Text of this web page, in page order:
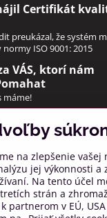
Certifikát
preukázal, že systém
ISO 9001: 2015
VÁS, ktorí nám
máme!
na zlepšenie vašej
jej výkonnosti a
Na tento účel
strán a
partnerom v EÚ,